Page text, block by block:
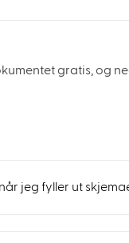
gratis, og
jeg fyller ut